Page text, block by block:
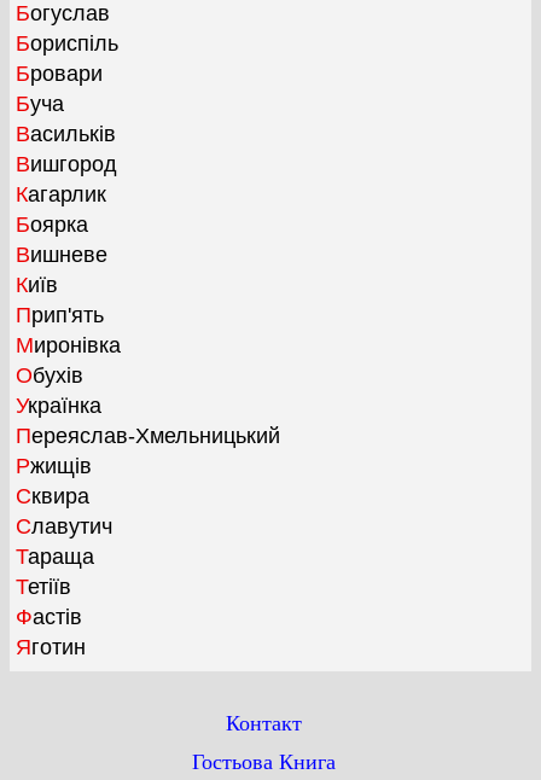
Богуслав
Бориспіль
Бровари
Буча
Васильків
Вишгород
Кагарлик
Боярка
Вишневе
Київ
Прип'ять
Миронівка
Обухів
Українка
Переяслав-Хмельницький
Ржищів
Сквира
Славутич
Тараща
Тетіїв
Фастів
Яготин
Контакт
Гостьова Книга